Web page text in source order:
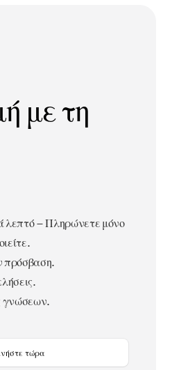
με τη
– Πληρώνετε μόνο
πρόσβαση.
γνώσεων.
τώρα